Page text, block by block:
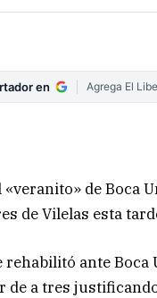
en Agrega El
de Boca
de Vilelas esta
rehabilitó ante Boca
de a tres